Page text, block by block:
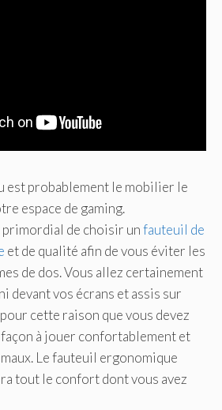
est probablement le mobilier le
espace de gaming.
de choisir unfauteuil de
et de qualité afin de vous éviter les
de dos. Vous allez certainement
devant vos écrans et assis sur
cette raison que vous devez
à jouer confortablement et
Le fauteuil ergonomique
tout le confort dont vous avez